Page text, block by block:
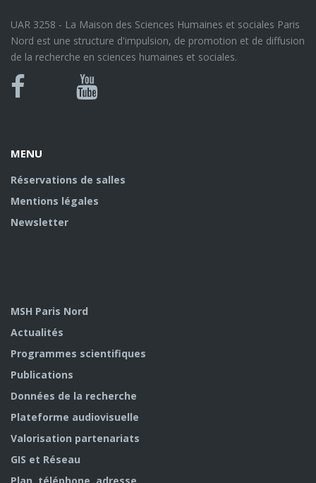
UAR 3258 - La Maison des Sciences Humaines et sociales Paris
Nord est une structure d'impulsion, de promotion et de diffusion
de la recherche en sciences humaines et sociales.
Bluesky
Canal
MENU
Réservations de salles
Mentions légales
Newsletter
MSH Paris Nord
Actualités
Programmes scientifiques
Publications
Données de la recherche
Plateforme audiovisuelle
Valorisation partenariats
GIS et Réseau